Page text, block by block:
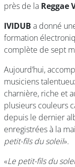
près de la Reggae
IVIDUB a donné
formation
complète de sept
Aujourd’hui,
musiciens
charnière, riche et
plusieurs couleurs
depuis le dernier
enregistrées à la
petit-fils du soleil».
«Le petit-fils du